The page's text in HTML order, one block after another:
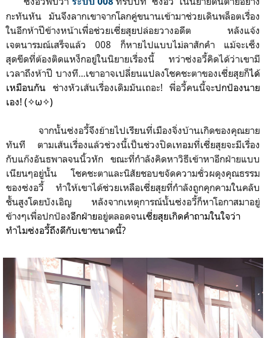
กะทันหัน มันจึงลากเขาจากโลกคู่ขนานเข้ามาช่วยเดินพล็อตเรื่อง
ในอีกห้าปีข้างหน้าเพื่อช่วยเซี่ยสุยปล่อยวางอดีต หลังแจ้ง
เจตนารมณ์เสร็จแล้ว 008 ก็หายไปแบบไม่ลาสักคำ แม้จะเซ็ง
สุดขีดที่ต้องติดแหง็กอยู่ในนิยายเรื่องนี้ ทว่าซ่งอวี้คิดได้ว่าเขามี
เวลาถึงห้าปี บางที...เขาอาจเปลี่ยนแปลงโชคชะตาของเซี่ยสุยก็ได้
เหมือนกัน ช่างหัวเส้นเรื่องเดิมมันเถอะ! พี่อวี้คนนี้จะปกป้องนาย
เอง! (✧ω✧)
จากนั้นซ่งอวี้จึงย้ายไปเรียนที่เมืองจิ่งบ้านเกิดของคุณยาย
ทันที ตามเส้นเรื่องแล้วช่วงนี้เป็นช่วงปิดเทอมที่เซี่ยสุยจะมีเรื่อง
กับแก๊งอันธพาลจนนิ้วหัก ขณะที่กำลังคิดหาวิธีเข้าหาอีกฝ่ายแบบ
เนียนๆอยู่นั้น โชคชะตาและนิสัยชอบขจัดความชั่วผดุงคุณธรรม
ของซ่งอวี้ ทำให้เขาได้ช่วยเหลือเซี่ยสุยที่กำลังถูกคุกคามในคลับ
ชั้นสูงโดยบังเอิญ หลังจากเหตุการณ์นั้นซ่งอวี้ก็หาโอกาสมาอยู่
ข้างๆเพื่อปกป้องอีกฝ่ายอยู่ตลอดจนเซี่ยสุยเกิดคำถามในใจว่า
ทำไมซ่งอวี้ถึงดีกับเขาขนาดนี้?